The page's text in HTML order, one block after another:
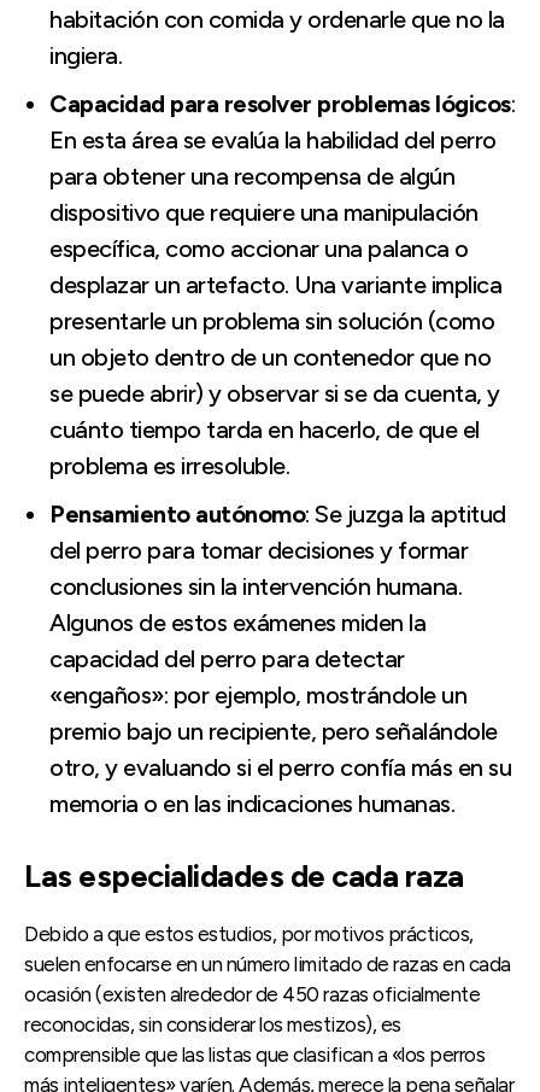
habitación con comida y ordenarle que no la
ingiera.
Capacidad para resolver problemas lógicos:
En esta área se evalúa la habilidad del perro
para obtener una recompensa de algún
dispositivo que requiere una manipulación
específica, como accionar una palanca o
desplazar un artefacto. Una variante implica
presentarle un problema sin solución (como
un objeto dentro de un contenedor que no
se puede abrir) y observar si se da cuenta, y
cuánto tiempo tarda en hacerlo, de que el
problema es irresoluble.
Pensamiento autónomo: Se juzga la aptitud
del perro para tomar decisiones y formar
conclusiones sin la intervención humana.
Algunos de estos exámenes miden la
capacidad del perro para detectar
«engaños»: por ejemplo, mostrándole un
premio bajo un recipiente, pero señalándole
otro, y evaluando si el perro confía más en su
memoria o en las indicaciones humanas.
Las especialidades de cada raza
Debido a que estos estudios, por motivos prácticos,
suelen enfocarse en un número limitado de razas en cada
ocasión (existen alrededor de 450 razas oficialmente
reconocidas, sin considerar los mestizos), es
comprensible que las listas que clasifican a «los perros
más inteligentes» varíen. Además, merece la pena señalar